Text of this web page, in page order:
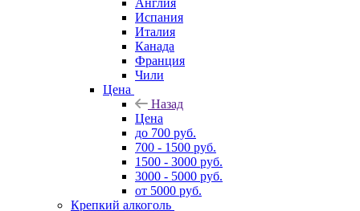
Англия
Испания
Италия
Канада
Франция
Чили
Цена
Назад
Цена
до 700 руб.
700 - 1500 руб.
1500 - 3000 руб.
3000 - 5000 руб.
от 5000 руб.
Крепкий алкоголь